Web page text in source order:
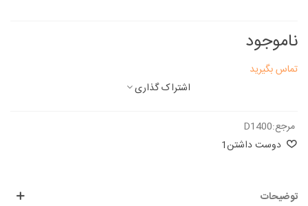
ناموجود
تماس بگیرید
اشتراک گذاری
مرجع:D1400
دوست داشتن1
توضیحات